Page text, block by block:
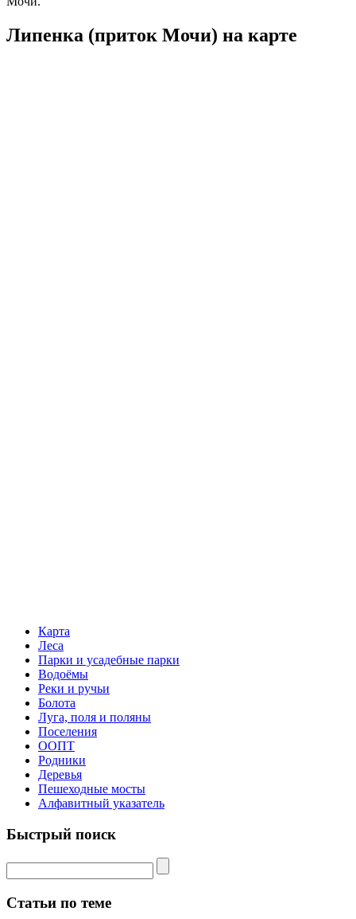
Липенка (приток Мочи) на карте
Карта
Леса
Парки и усадебные парки
Водоёмы
Реки и ручьи
Болота
Луга, поля и поляны
Поселения
ООПТ
Родники
Деревья
Пешеходные мосты
Алфавитный указатель
Быстрый поиск
Статьи по теме